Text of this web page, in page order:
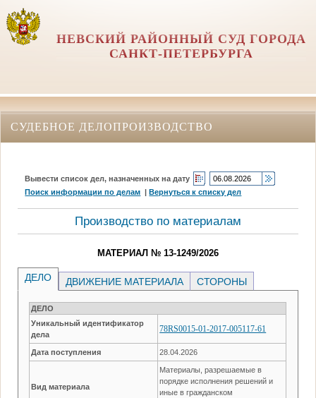
НЕВСКИЙ РАЙОННЫЙ СУД ГОРОДА
САНКТ-ПЕТЕРБУРГА
СУДЕБНОЕ ДЕЛОПРОИЗВОДСТВО
Вывести список дел, назначенных на дату
Поиск информации по делам |Вернуться к списку дел
Производство по материалам
МАТЕРИАЛ № 13-1249/2026
ДЕЛО ДВИЖЕНИЕ МАТЕРИАЛА СТОРОНЫ
ДЕЛО
Уникальный идентификатор
дела
78RS0015-01-2017-005117-61
Дата поступления 28.04.2026
Вид материала
Материалы, разрешаемые в
порядке исполнения решений и
иные в гражданском